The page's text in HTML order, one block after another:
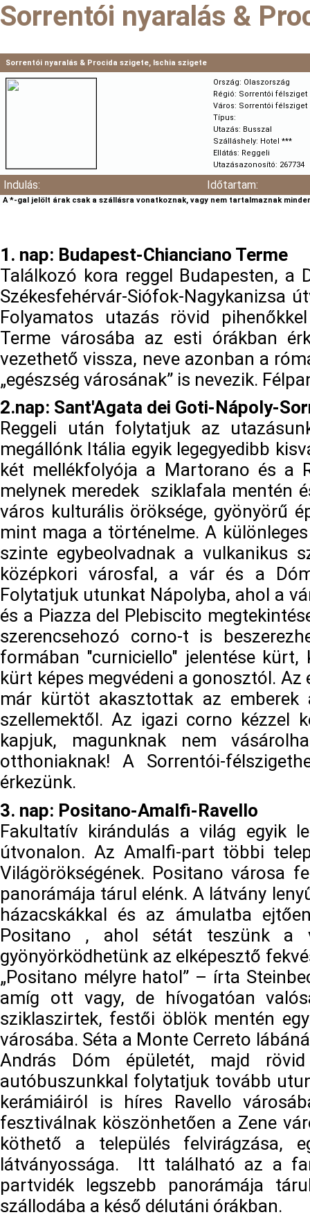
Sorrentói nyaralás &
Sorrentói nyaralás & Procida szigete, Ischia szigete
Ország: Olaszország
Régió: Sorrentói félsziget
Város: Sorrentói félsziget
Típus:
Utazás: Busszal
Szálláshely: Hotel ***
Ellátás: Reggeli
Utazásazonosító: 267734
Indulás: Időtartam:
A *-gal jelölt árak csak a szállásra vonatkoznak, vagy nem tartalmaznak
1. nap: Budapest-Chianciano Terme
Találkozó kora reggel Budapesten, a
Székesfehérvár-Siófok-Nagykanizsa
Folyamatos utazás rövid
Terme városába az esti órákban
vezethető vissza, neve azonban a
„egészség városának” is nevezik.
2.nap: Sant'Agata dei Goti-Nápoly-
Reggeli után folytatjuk az
megállónk Itália egyik legegyedibb
két mellékfolyója a Martorano és a
melynek meredek sziklafala mentén
város kulturális öröksége, gyönyörű
mint maga a történelme. A
szinte egybeolvadnak a vulkanikus
középkori városfal, a vár és a
Folytatjuk utunkat Nápolyba, ahol a
és a Piazza del Plebiscito
szerencsehozó corno-t is
formában "curniciello" jelentése
kürt képes megvédeni a gonosztól.
már kürtöt akasztottak az emberek
szellemektől. Az igazi corno kézzel
kapjuk, magunknak nem
otthoniaknak! A Sorrentói-
érkezünk.
3. nap: Positano-Amalfi-Ravello
Fakultatív kirándulás a világ egyik
útvonalon. Az Amalfi-part többi
Világörökségének. Positano városa
panorámája tárul elénk. A látvány
házacskákkal és az ámulatba
Positano , ahol sétát teszünk a
gyönyörködhetünk az elképesztő
„Positano mélyre hatol” – írta
amíg ott vagy, de hívogatóan
sziklaszirtek, festői öblök mentén
városába. Séta a Monte Cerreto
András Dóm épületét, majd
autóbuszunkkal folytatjuk tovább
kerámiáiról is híres Ravello
fesztiválnak köszönhetően a Zene
köthető a település felvirágzása,
látványossága. Itt található az a
partvidék legszebb panorámája
szállodába a késő délutáni órákban.